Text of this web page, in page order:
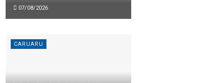
07/08/2026
CARUARU